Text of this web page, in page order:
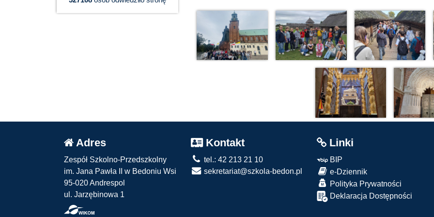
Adres
Zespół Szkolno-Przedszkolny
im. Jana Pawła II w Bedoniu Wsi
95-020 Andrespol
ul. Jarzębinowa 1
Kontakt
tel.: 42 213 21 10
sekretariat@szkola-bedon.pl
Linki
BIP
e-Dziennik
Polityka Prywatności
Deklaracja Dostępności